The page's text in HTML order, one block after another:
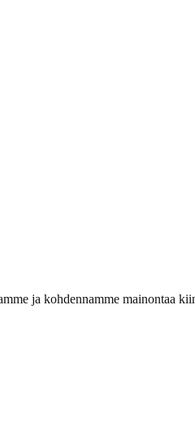
ja kohdennamme mainontaa